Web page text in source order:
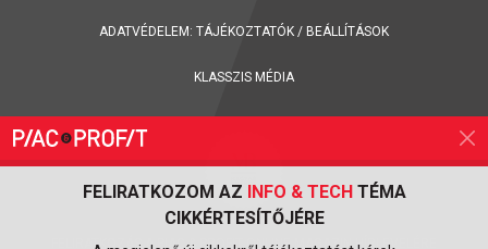
FELIRATKOZOM AZ INFO & TECHTÉMA
CIKKÉRTESÍTŐJÉRE
ADATVÉDELEM: TÁJÉKOZTATÓK / BEÁLLÍTÁSOK
KLASSZIS MÉDIA
FELIRATKOZÁS A PIAC & PROFIT ONLINE MAGAZIN HÍRLEVELÉRE